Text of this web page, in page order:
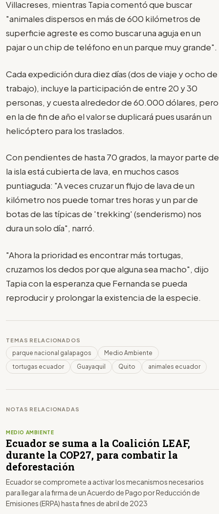
Villacreses, mientras Tapia comentó que buscar
"animales dispersos en más de 600 kilómetros de
superficie agreste es como buscar una aguja en un
pajar o un chip de teléfono en un parque muy grande".
Cada expedición dura diez días (dos de viaje y ocho de
trabajo), incluye la participación de entre 20 y 30
personas, y cuesta alrededor de 60.000 dólares, pero
en la de fin de año el valor se duplicará pues usarán un
helicóptero para los traslados.
Con pendientes de hasta 70 grados, la mayor parte de
la isla está cubierta de lava, en muchos casos
puntiaguda: "A veces cruzar un flujo de lava de un
kilómetro nos puede tomar tres horas y un par de
botas de las típicas de 'trekking' (senderismo) nos
dura un solo día", narró.
"Ahora la prioridad es encontrar más tortugas,
cruzamos los dedos por que alguna sea macho", dijo
Tapia con la esperanza que Fernanda se pueda
reproducir y prolongar la existencia de la especie.
TEMAS RELACIONADOS
parque nacional galapagos
Medio Ambiente
tortugas ecuador
Guayaquil Quito animales ecuador
NOTAS RELACIONADAS
MEDIO AMBIENTE
Ecuador se suma a la Coalición LEAF,
durante la COP27, para combatir la
deforestación
Ecuador se compromete a activar los mecanismos necesarios
para llegar a la firma de un Acuerdo de Pago por Reducción de
Emisiones (ERPA) hasta fines de abril de 2023